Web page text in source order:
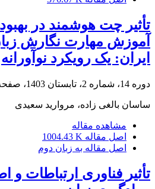
تأثیر چت هوشمند در بهبود
آموزش مهارت نگارش
ایران: یک رویکرد نوآورانه
دوره 14، شماره 2، تابستان 1403، صفحه
ساسان بالغی زاده، مروارید سعیدی
مشاهده مقاله
اصل مقاله 1004.43 K
اصل مقاله به زبان دوم
تأثیر فناوری ارتباطات